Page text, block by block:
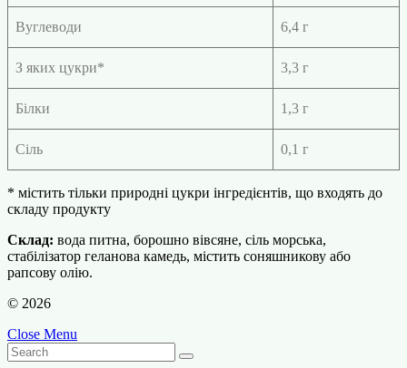
Вуглеводи 6,4 г
З яких цукри* 3,3 г
Білки 1,3 г
Сіль 0,1 г
* містить тільки природні цукри інгредієнтів, що входять до
складу продукту
Склад: вода питна, борошно вівсяне, сіль морська,
cтабілізатор геланова камедь, містить соняшникову або
рапсову олію.
© 2026
Close Menu